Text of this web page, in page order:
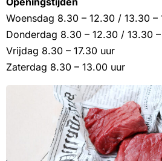
Woensdag 8.30 – 12.30 / 13.30 –
Donderdag 8.30 – 12.30 / 13.30 –
Vrijdag 8.30 – 17.30 uur
Zaterdag 8.30 – 13.00 uur